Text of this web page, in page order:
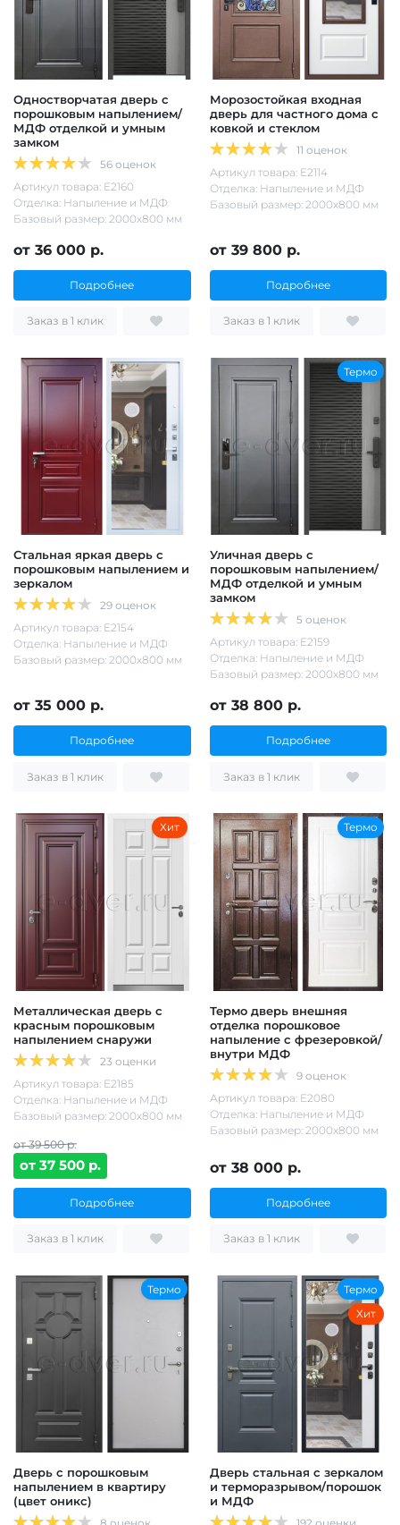
Одностворчатая дверь с
порошковым напылением/
МДФ отделкой и умным
замком
56 оценок
Артикул товара: Е2160
Отделка: Напыление и МДФ
Базовый размер: 2000х800 мм
от 36 000 р.
Подробнее
Заказ в 1 клик
Морозостойкая входная
дверь для частного дома с
ковкой и стеклом
11 оценок
Артикул товара: Е2114
Отделка: Напыление и МДФ
Базовый размер: 2000х800 мм
от 39 800 р.
Подробнее
Заказ в 1 клик
Стальная яркая дверь с
порошковым напылением и
зеркалом
29 оценок
Артикул товара: Е2154
Отделка: Напыление и МДФ
Базовый размер: 2000х800 мм
от 35 000 р.
Подробнее
Заказ в 1 клик
Термо
Уличная дверь с
порошковым напылением/
МДФ отделкой и умным
замком
5 оценок
Артикул товара: Е2159
Отделка: Напыление и МДФ
Базовый размер: 2000х800 мм
от 38 800 р.
Подробнее
Заказ в 1 клик
Хит
Металлическая дверь с
красным порошковым
напылением снаружи
23 оценки
Артикул товара: Е2185
Отделка: Напыление и МДФ
Базовый размер: 2000х800 мм
от 39 500 р.
от 37 500 р.
Подробнее
Заказ в 1 клик
Термо
Термо дверь внешняя
отделка порошковое
напыление с фрезеровкой/
внутри МДФ
9 оценок
Артикул товара: Е2080
Отделка: Напыление и МДФ
Базовый размер: 2000х800 мм
от 38 000 р.
Подробнее
Заказ в 1 клик
Термо
Дверь с порошковым
напылением в квартиру
(цвет оникс)
Термо
Хит
Дверь стальная с зеркалом
и терморазрывом/порошок
и МДФ